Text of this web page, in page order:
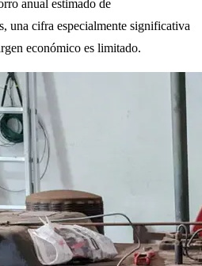
anual estimado de
una cifra especialmente significativa
económico es limitado.